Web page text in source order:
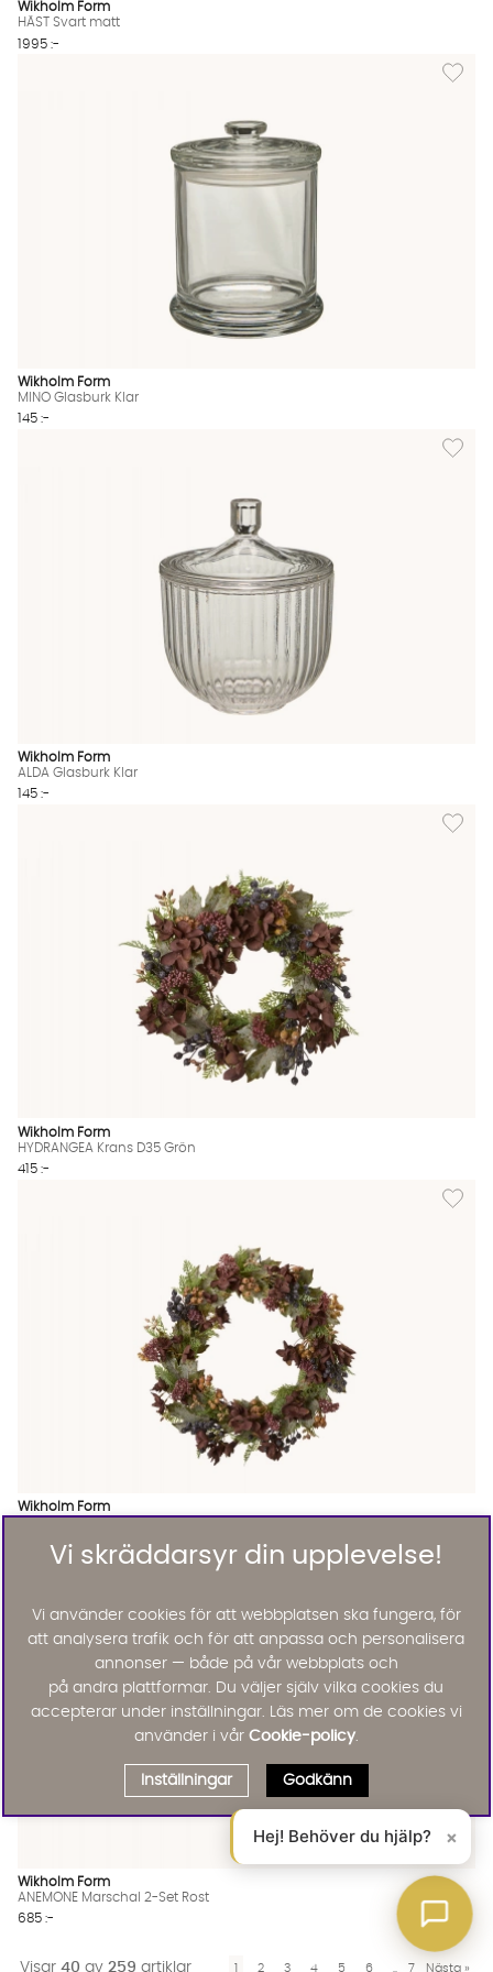
Wikholm Form
HÄST Svart matt
1995 :-
Lägg
Wikholm Form
MINO Glasburk Klar
145 :-
Lägg
Wikholm Form
ALDA Glasburk Klar
145 :-
Lägg
Wikholm Form
HYDRANGEA Krans D35 Grön
415 :-
Lägg
Wikholm Form
595 :-
Lägg till
Wikholm Form
ANEMONE Marschal 2-Set Rost
685 :-
Visar 40 av 259 artiklar 1 2 3 4 5 6 7 Nästa »
Vi skräddarsyr din upplevelse!
Vi använder cookies för att webbplatsen ska fungera, för
att analysera trafik och för att anpassa och personalisera
annonser — både på vår webbplats och
på andra plattformar. Du väljer själv vilka cookies du
accepterar under inställningar. Läs mer om de cookies vi
använder i vår Cookie-policy.
Inställningar Godkänn
Hej! Behöver du hjälp? ×